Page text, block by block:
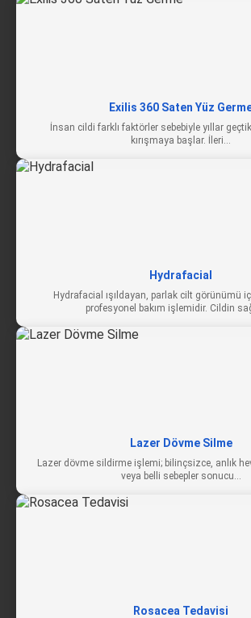
Exilis 360 Saten Yüz
İnsan cildi farklı faktörler sebebiyle yıllar
kırışmaya başlar. İleri…
Hydrafacial
Hydrafacial ışıldayan, parlak cilt görünümü
profesyonel bakım işlemidir. Cildin
Lazer Dövme Silme
Lazer dövme sildirme işlemi; bilinçsizce, anlık
veya belli sebepler sonucu…
Rosacea Tedavisi